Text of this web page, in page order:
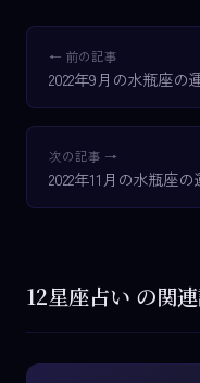
← 前の記事
2022年9月の水瓶座の
次の記事 →
2022年11月の水瓶座
12星座占い の関